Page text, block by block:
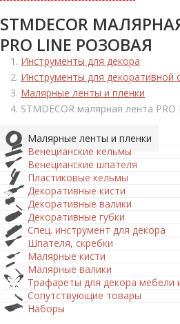
STMDECOR
PRO LINE РОЗОВАЯ
Инструменты для декора
Инструменты для декоративной
Малярные ленты и пленки
STMDECOR малярная лента
Малярные ленты и пленки
Венецианские кельмы
Венецианские шпателя
Пластиковые кельмы
Декоративные кисти
Декоративные валики
Декоративные губки
Спец. инструмент для декора
Шпателя, скребки
Малярные кисти
Малярные валики
Трафареты для декора мебели
Сопутствующие товары
Наборы